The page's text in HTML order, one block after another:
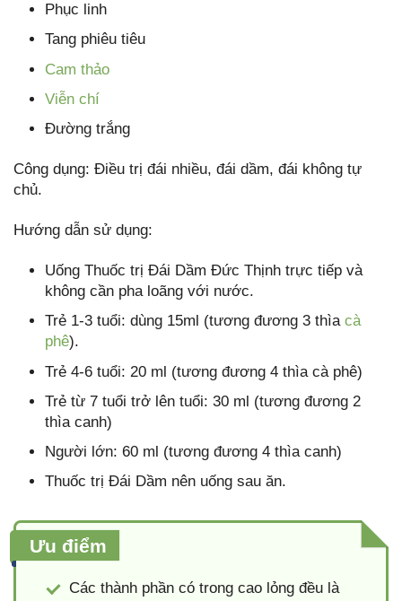
Phục linh
Tang phiêu tiêu
Cam thảo
Viễn chí
Đường trắng
Công dụng: Điều trị đái nhiều, đái dầm, đái không tự
chủ.
Hướng dẫn sử dụng:
Uống Thuốc trị Đái Dầm Đức Thịnh trực tiếp và
không cần pha loãng với nước.
Trẻ 1-3 tuổi: dùng 15ml (tương đương 3 thìa cà
phê).
Trẻ 4-6 tuổi: 20 ml (tương đương 4 thìa cà phê)
Trẻ từ 7 tuổi trở lên tuổi: 30 ml (tương đương 2
thìa canh)
Người lớn: 60 ml (tương đương 4 thìa canh)
Thuốc trị Đái Dầm nên uống sau ăn.
Ưu điểm
Các thành phần có trong cao lỏng đều là